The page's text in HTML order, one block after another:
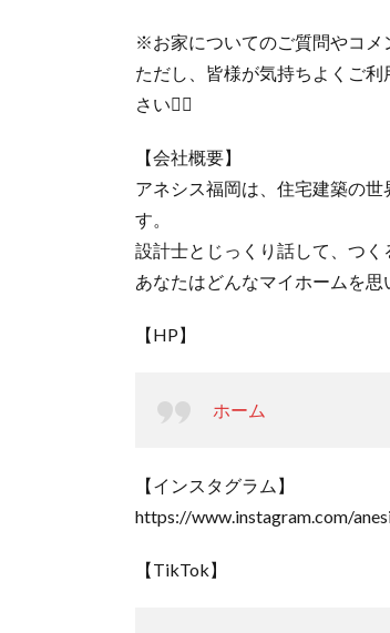
※お家についてのご質問やコメ
ただし、皆様が気持ちよくご
さい🙇‍♀️
【会社概要】
アネシス福岡は、住宅建築の
す。
設計士とじっくり話して、つく
あなたはどんなマイホームを思
【HP】
ホーム
【インスタグラム】
https://www.instagram.com/
【TikTok】